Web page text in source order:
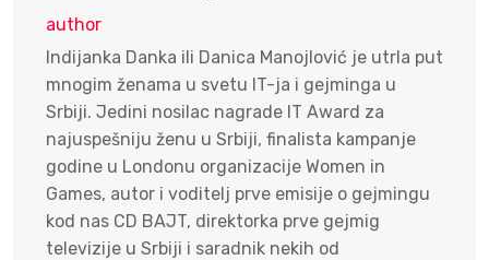
author
Indijanka Danka ili Danica Manojlović je utrla put
mnogim ženama u svetu IT-ja i gejminga u
Srbiji. Jedini nosilac nagrade IT Award za
najuspešniju ženu u Srbiji, finalista kampanje
godine u Londonu organizacije Women in
Games, autor i voditelj prve emisije o gejmingu
kod nas CD BAJT, direktorka prve gejmig
televizije u Srbiji i saradnik nekih od